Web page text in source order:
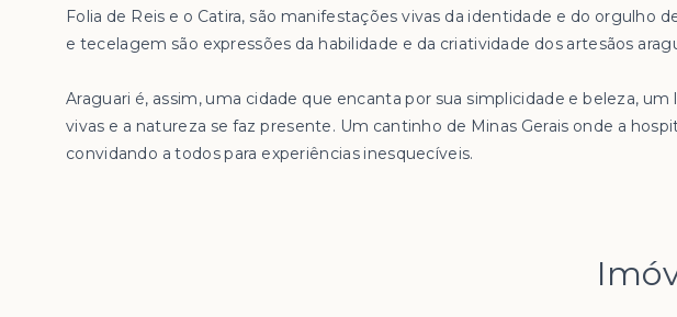
Folia de Reis e o Catira, são manifestações vivas da identidade e do orgulho
e tecelagem são expressões da habilidade e da criatividade dos artesãos
Araguari é, assim, uma cidade que encanta por sua simplicidade e beleza,
vivas e a natureza se faz presente. Um cantinho de Minas Gerais onde a
convidando a todos para experiências inesquecíveis.